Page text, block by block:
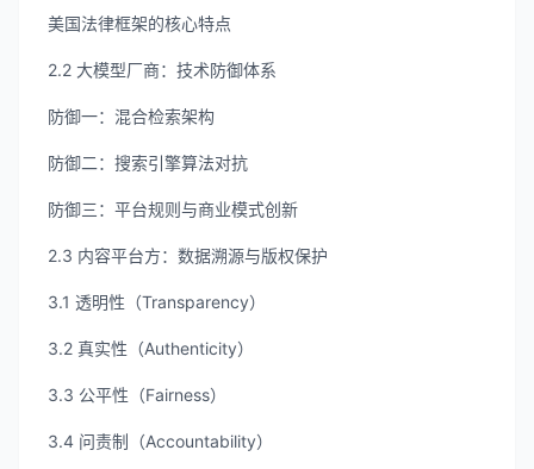
美国法律框架的核心特点
2.2 大模型厂商：技术防御体系
防御一：混合检索架构
防御二：搜索引擎算法对抗
防御三：平台规则与商业模式创新
2.3 内容平台方：数据溯源与版权保护
3.1 透明性（Transparency）
3.2 真实性（Authenticity）
3.3 公平性（Fairness）
3.4 问责制（Accountability）